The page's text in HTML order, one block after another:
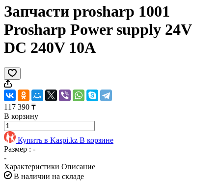
Запчасти prosharp 1001
Prosharp Power supply 24V
DC 240V 10A
117 390 ₸
В корзину
Купить в Kaspi.kz В корзине
Размер : -
-
Характеристики Описание
В наличии на складе